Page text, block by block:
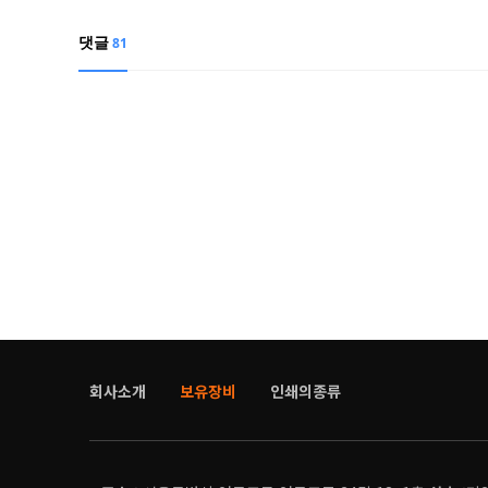
댓글81
회사소개 보유장비 인쇄의종류